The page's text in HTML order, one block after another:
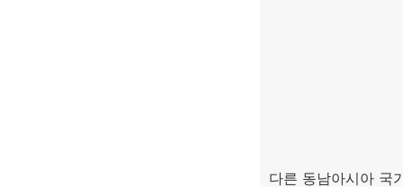
다른 동남아시아 국